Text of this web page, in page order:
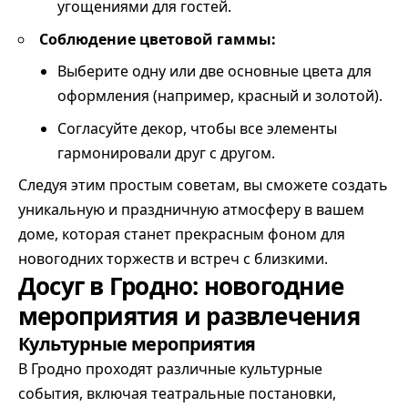
угощениями для гостей.
Соблюдение цветовой гаммы:
Выберите одну или две основные цвета для
оформления (например, красный и золотой).
Согласуйте декор, чтобы все элементы
гармонировали друг с другом.
Следуя этим простым советам, вы сможете создать
уникальную и праздничную атмосферу в вашем
доме, которая станет прекрасным фоном для
новогодних торжеств и встреч с близкими.
Досуг в Гродно: новогодние
мероприятия и развлечения
Культурные мероприятия
В Гродно проходят различные культурные
события, включая театральные постановки,